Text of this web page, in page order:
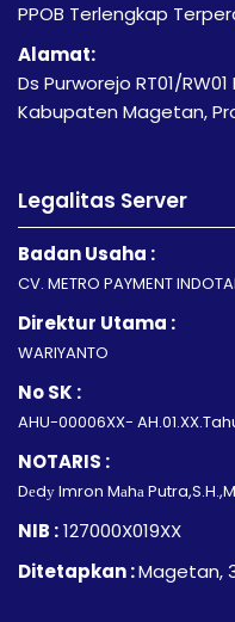
PPOB Terlengkap
Alamat:
Ds Purworejo RT01/
Kabupaten Magetan,
Legalitas Server
Badan Usaha :
CV. METRO PAYMENT
Direktur Utama :
WARIYANTO
No SK :
AHU-00006XX-
NOTARIS :
Dеdу Imron Mаhа
NIB :127000X019XX
Ditetapkan :Magetan,